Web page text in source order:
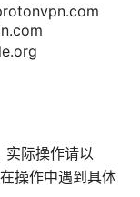
际操作请以
操作中遇到具体